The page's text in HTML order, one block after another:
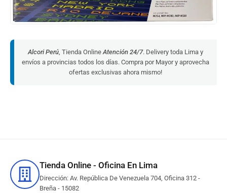
Alcori Perú, Tienda OnlineAtención 24/7. Delivery toda Lima y
envíos a provincias todos los días. Compra por Mayor y aprovecha
ofertas exclusivas ahora mismo!
Tienda Online - Oficina En Lima
Dirección: Av. República De Venezuela 704, Oficina 312 -
Breña - 15082